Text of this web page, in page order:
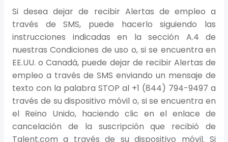
Si desea dejar de recibir Alertas de empleo a
través de SMS, puede hacerlo siguiendo las
instrucciones indicadas en la sección A.4 de
nuestras Condiciones de uso o, si se encuentra en
EE.UU. o Canadá, puede dejar de recibir Alertas de
empleo a través de SMS enviando un mensaje de
texto con la palabra STOP al +1 (844) 794-9497 a
través de su dispositivo móvil o, si se encuentra en
el Reino Unido, haciendo clic en el enlace de
cancelación de la suscripción que recibió de
Talent.com a través de su dispositivo móvil. Si